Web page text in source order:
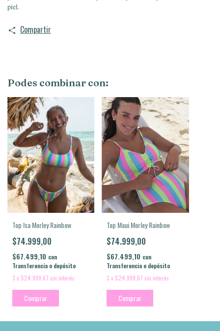
piel.
Compartir
Podes combinar con:
Top Isa Morley Rainbow
$74.999,00
$67.499,10 con
Transferencia o depósito
3 x $24.999,67 sin interés
Comprar
Top Maui Morley Rainbow
$74.999,00
$67.499,10 con
Transferencia o depósito
3 x $24.999,67 sin interés
Comprar